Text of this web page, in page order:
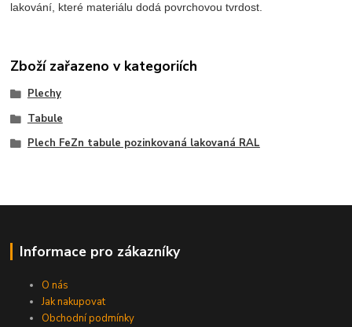
lakování, které materiálu dodá povrchovou tvrdost.
Zboží zařazeno v kategoriích
Plechy
Tabule
Plech FeZn tabule pozinkovaná lakovaná RAL
Informace pro zákazníky
O nás
Jak nakupovat
Obchodní podmínky